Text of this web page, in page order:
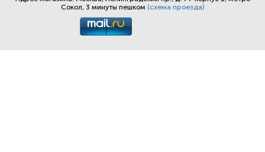
Сокол, 3 минуты пешком (схема проезда)